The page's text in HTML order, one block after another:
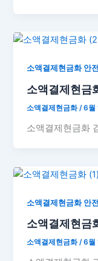
소액결제현금화 안
소액결제현금
소액결제현금화 /6월
소액결제현금화
소액결제현금화 안
소액결제현금
소액결제현금화/6월